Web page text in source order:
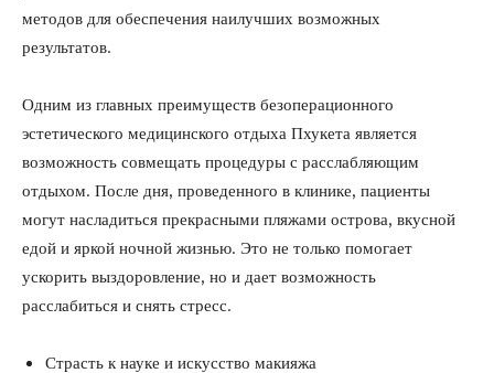
методов для обеспечения наилучших возможных
результатов.
Одним из главных преимуществ безоперационного
эстетического медицинского отдыха Пхукета является
возможность совмещать процедуры с расслабляющим
отдыхом. После дня, проведенного в клинике, пациенты
могут насладиться прекрасными пляжами острова, вкусной
едой и яркой ночной жизнью. Это не только помогает
ускорить выздоровление, но и дает возможность
расслабиться и снять стресс.
Страсть к науке и искусство макияжа